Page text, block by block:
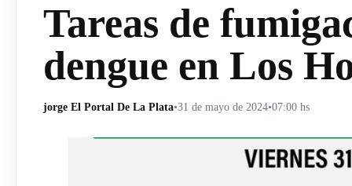
Tareas de
dengue en Los
jorge El Portal De La Plata•31 de mayo de 2024•07:00 hs